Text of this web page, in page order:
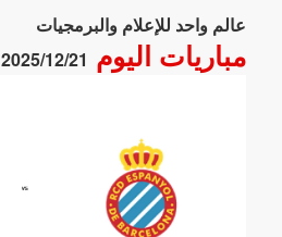
عالم واحد للإعلام والبرمجيات
مباريات اليوم 2025/12/21